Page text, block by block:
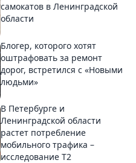
самокатов в Ленинградской
области
Блогер, которого хотят
оштрафовать за ремонт
дорог, встретился с «Новыми
людьми»
В Петербурге и
Ленинградской области
растет потребление
мобильного трафика –
исследование T2